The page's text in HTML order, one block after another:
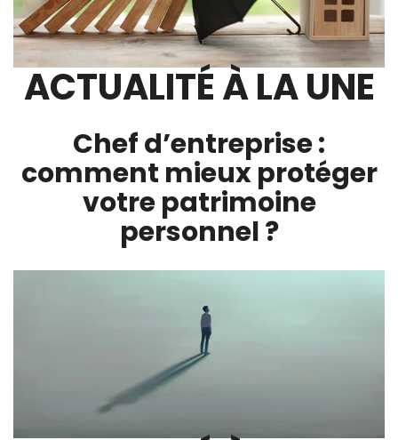
ACTUALITÉ À LA UNE
Chef d’entreprise :
comment mieux protéger
votre patrimoine
personnel ?